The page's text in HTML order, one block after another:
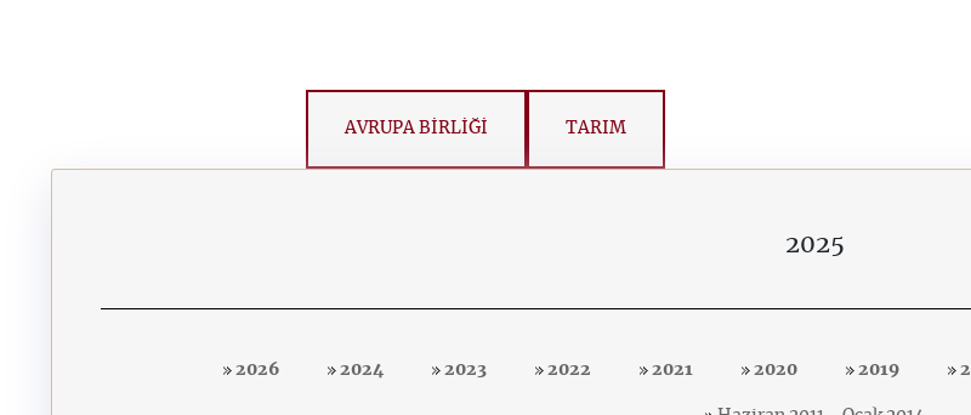
AVRUPA BİRLİĞİ TARIM
2025
2026 2024 2023 2022 2021 2020 2019